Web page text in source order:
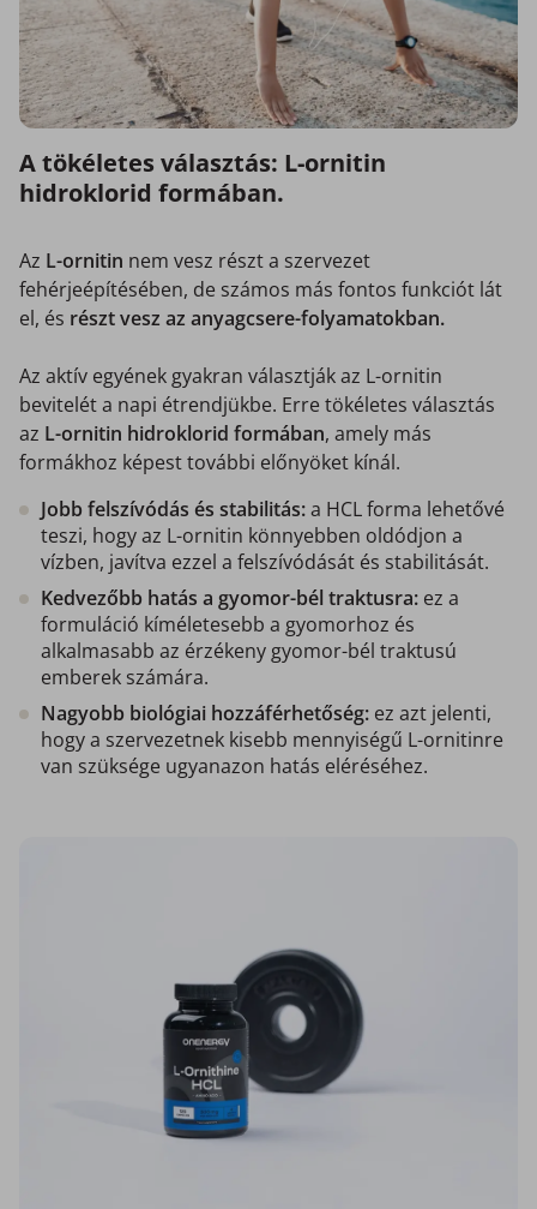
A tökéletes választás: L-ornitin
hidroklorid formában.
Az L-ornitin nem vesz részt a szervezet
fehérjeépítésében, de számos más fontos funkciót lát
el, és részt vesz az anyagcsere-folyamatokban.
Az aktív egyének gyakran választják az L-ornitin
bevitelét a napi étrendjükbe. Erre tökéletes választás
az L-ornitin hidroklorid formában, amely más
formákhoz képest további előnyöket kínál.
Jobb felszívódás és stabilitás:a HCL forma lehetővé
teszi, hogy az L-ornitin könnyebben oldódjon a
vízben, javítva ezzel a felszívódását és stabilitását.
Kedvezőbb hatás a gyomor-bél traktusra: ez a
formuláció kíméletesebb a gyomorhoz és
alkalmasabb az érzékeny gyomor-bél traktusú
emberek számára.
Nagyobb biológiai hozzáférhetőség: ez azt jelenti,
hogy a szervezetnek kisebb mennyiségű L-ornitinre
van szüksége ugyanazon hatás eléréséhez.